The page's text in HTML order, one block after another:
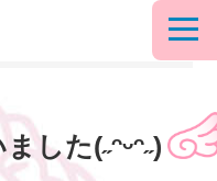
した(˶ᵔᵕᵔ˶)